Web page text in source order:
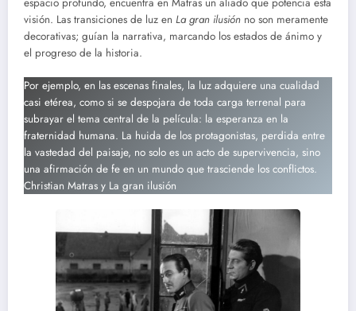
espacio profundo, encuentra en Matras un aliado que potencia esta
visión. Las transiciones de luz en La gran ilusión no son meramente
decorativas; guían la narrativa, marcando los estados de ánimo y
el progreso de la historia.
Por ejemplo, en las escenas finales, la luz adquiere una cualidad
casi etérea, como si se despojara de toda carga terrenal para
subrayar el tema central de la película: la esperanza en la
fraternidad humana. La huida de los protagonistas, perdida entre
la vastedad del paisaje, no solo es un acto de supervivencia, sino
una afirmación de fe en un mundo que trasciende los conflictos.
Christian Matras y La gran ilusión